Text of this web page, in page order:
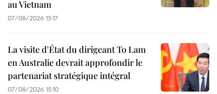
au Vietnam
07/08/2026 15:17
La visite d'État du dirigeant To Lam
en Australie devrait approfondir le
partenariat stratégique intégral
07/08/2026 15:10